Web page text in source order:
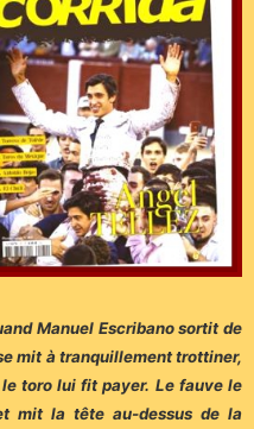
Manuel Escribano sortit de
mit à tranquillement trottiner,
toro lui fit payer. Le fauve le
mit la tête au-dessus de la